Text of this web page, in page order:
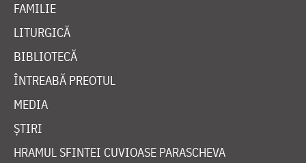
FAMILIE
LITURGICĂ
BIBLIOTECĂ
ÎNTREABĂ PREOTUL
MEDIA
ȘTIRI
HRAMUL SFINTEI CUVIOASE PARASCHEVA